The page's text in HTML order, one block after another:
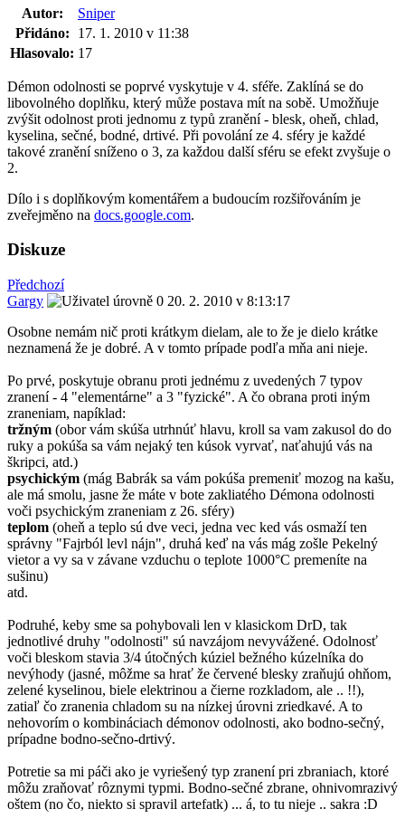
Autor:
Sniper
Přidáno:
17. 1. 2010 v 11:38
Hlasovalo: 17
Démon odolnosti se poprvé vyskytuje v 4. sféře. Zaklíná se do
libovolného doplňku, který může postava mít na sobě. Umožňuje
zvýšit odolnost proti jednomu z typů zranění - blesk, oheň, chlad,
kyselina, sečné, bodné, drtivé. Při povolání ze 4. sféry je každé
takové zranění sníženo o 3, za každou další sféru se efekt zvyšuje o
2.
Dílo i s doplňkovým komentářem a budoucím rozšiřováním je
zveřejměno na docs.google.com.
Diskuze
Předchozí
Gargy
20. 2. 2010 v 8:13:17
Osobne nemám nič proti krátkym dielam, ale to že je dielo krátke
neznamená že je dobré. A v tomto prípade podľa mňa ani nieje.
Po prvé, poskytuje obranu proti jednému z uvedených 7 typov
zranení - 4 "elementárne" a 3 "fyzické". A čo obrana proti iným
zraneniam, napíklad:
tržným (obor vám skúša utrhnúť hlavu, kroll sa vam zakusol do do
ruky a pokúša sa vám nejaký ten kúsok vyrvať, naťahujú vás na
škripci, atd.)
psychickým (mág Babrák sa vám pokúša premeniť mozog na kašu,
ale má smolu, jasne že máte v bote zakliatého Démona odolnosti
voči psychickým zraneniam z 26. sféry)
teplom (oheň a teplo sú dve veci, jedna vec ked vás osmaží ten
správny "Fajrból levl nájn", druhá keď na vás mág zošle Pekelný
vietor a vy sa v závane vzduchu o teplote 1000°C premeníte na
sušinu)
atd.
Podruhé, keby sme sa pohybovali len v klasickom DrD, tak
jednotlivé druhy "odolnosti" sú navzájom nevyvážené. Odolnosť
voči bleskom stavia 3/4 útočných kúziel bežného kúzelníka do
nevýhody (jasné, môžme sa hrať že červené blesky zraňujú ohňom,
zelené kyselinou, biele elektrinou a čierne rozkladom, ale .. !!),
zatiaľ čo zranenia chladom su na nízkej úrovni zriedkavé. A to
nehovorím o kombináciach démonov odolnosti, ako bodno-sečný,
prípadne bodno-sečno-drtivý.
Potretie sa mi páči ako je vyriešený typ zranení pri zbraniach, ktoré
môžu zraňovať rôznymi typmi. Bodno-sečné zbrane, ohnivomrazivý
oštem (no čo, niekto si spravil artefatk) ... á, to tu nieje .. sakra :D